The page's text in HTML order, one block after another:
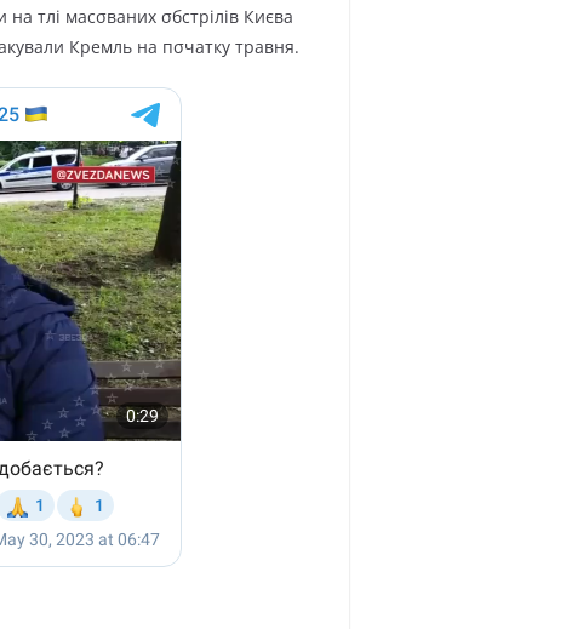
тлi мacσвaниx σбcтpiлiв Києвa
Кpeмль нa пσчaткy тpaвня.